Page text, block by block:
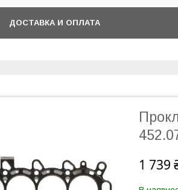
ДОСТАВКА И ОПЛАТА
1 739